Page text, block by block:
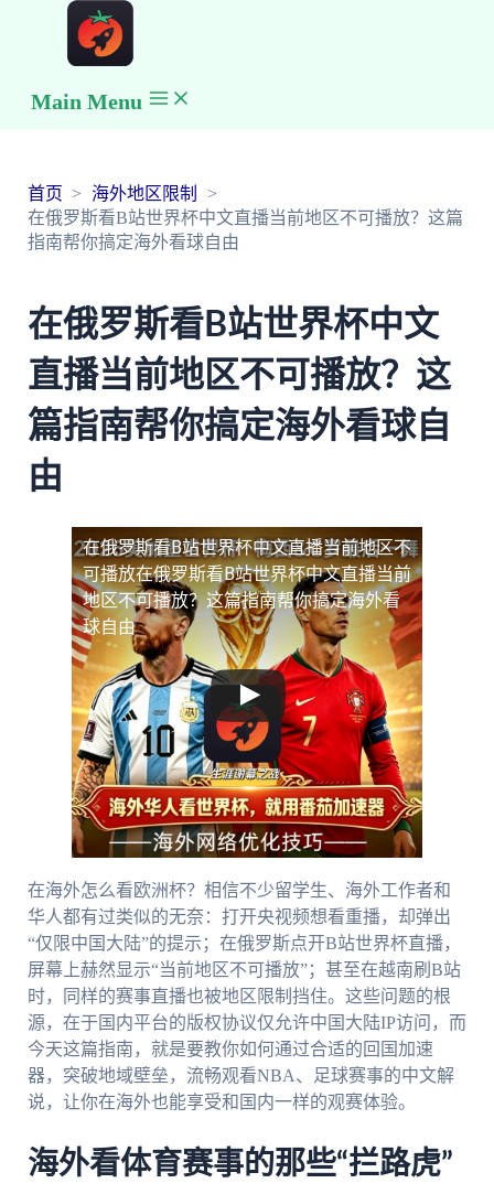
Main Menu
首页
海外地区限制
在俄罗斯看B站世界杯中文直播当前地区不可播放？这篇
指南帮你搞定海外看球自由
在俄罗斯看B站世界杯中文
直播当前地区不可播放？这
篇指南帮你搞定海外看球自
由
在俄罗斯看B站世界杯中文直播当前地区不
可播放在俄罗斯看B站世界杯中文直播当前
地区不可播放？这篇指南帮你搞定海外看
球自由
在海外怎么看欧洲杯？相信不少留学生、海外工作者和
华人都有过类似的无奈：打开央视频想看重播，却弹出
“仅限中国大陆”的提示；在俄罗斯点开B站世界杯直播，
屏幕上赫然显示“当前地区不可播放”；甚至在越南刷B站
时，同样的赛事直播也被地区限制挡住。这些问题的根
源，在于国内平台的版权协议仅允许中国大陆IP访问，而
今天这篇指南，就是要教你如何通过合适的回国加速
器，突破地域壁垒，流畅观看NBA、足球赛事的中文解
说，让你在海外也能享受和国内一样的观赛体验。
海外看体育赛事的那些“拦路虎”